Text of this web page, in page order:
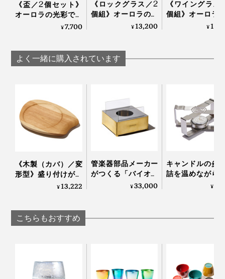
グラスのフチはつるんとなめらかでやや厚く、口をすぼ
めずに飲める形状。
コーティングに使われているのは、純度100％チタン。
がほとんどのところ、「錆びない、軽い、人体にやさし
い」特徴を持つ、純度100％のチタンを使用していると
おいしい、美しいだけでなく、安心して使えるのも高ポ
イント。
ったりだと思います！
《盃／2個セット》
オーロラの光彩で眼
福を、まろやかな味
ーティンググラス｜
PROGRESS プログレ
¥7,700
《ロックグラス／2
個組》オーロラの光
彩で眼福を、まろや
ン」コーティンググ
ラス｜PROGRESS プ
¥13,200
《ワイングラス
個組》オーロラ
彩で眼福を、ま
¥
よく一緒に購入されています
《木製（カバ）／変
形型》盛り付けが見
違えて、会話が弾む
¥13,222
管楽器部品メーカー
がつくる「バイオエ
タノールランプ」｜
¥33,000
キャンドルの炎
詰を温めながら
っくり呑める「
¥
こちらもおすすめ